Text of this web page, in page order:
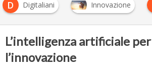
D
Digitaliani Innovazione
L’intelligenza artificiale per
l’innovazione